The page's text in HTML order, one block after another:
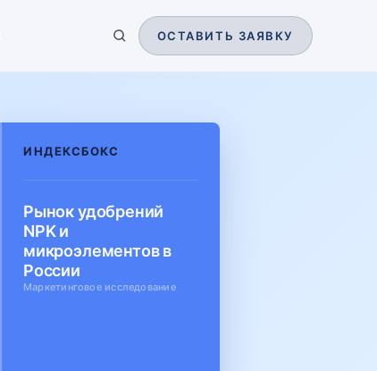
ОСТАВИТЬ ЗАЯВКУ
ИНДЕКСБОКС
Рынок удобрений
NPK и
микроэлементов в
России
Маркетинговое исследование